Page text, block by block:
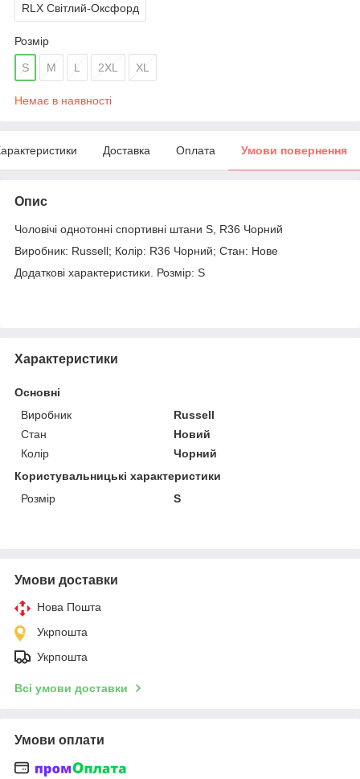
RLX Світлий-Оксфорд
Розмір
S M L 2XL XL
Немає в наявності
Доставка Оплата Умови повернення
Опис
Чоловічі однотонні спортивні штани S, R36 Чорний
Виробник: Russell; Колір: R36 Чорний; Стан: Нове
Додаткові характеристики. Розмір: S
Характеристики
Основні
Виробник
Russell
Стан
Новий
Колір
Чорний
Користувальницькі характеристики
Розмір
S
Умови доставки
Нова Пошта
Укрпошта
Укрпошта
Всі умови доставки
Умови оплати